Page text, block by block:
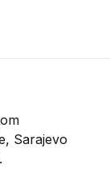
Sarajevo